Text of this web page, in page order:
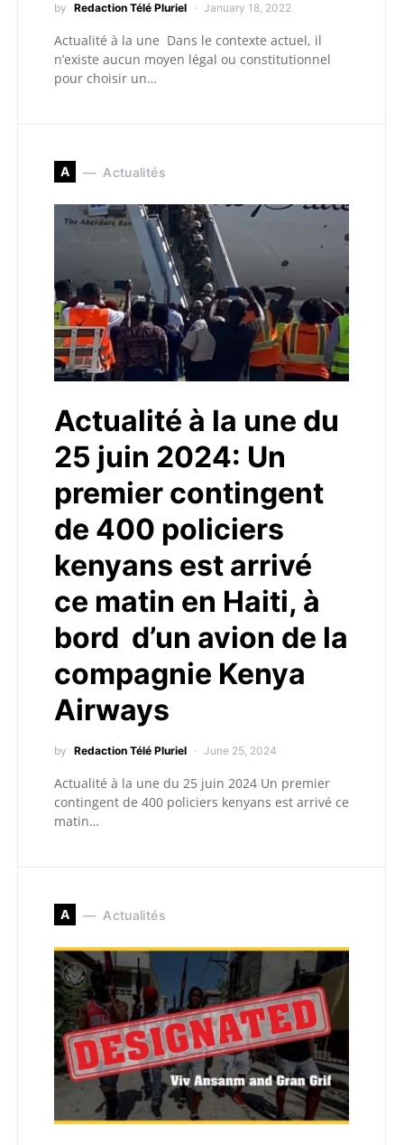
by Redaction Télé Pluriel January 18, 2022
Actualité à la une Dans le contexte actuel, il
n’existe aucun moyen légal ou constitutionnel
pour choisir un…
A Actualités
Actualité à la une du
25 juin 2024: Un
premier contingent
de 400 policiers
kenyans est arrivé
ce matin en Haiti, à
bord d’un avion de la
compagnie Kenya
Airways
by Redaction Télé Pluriel June 25, 2024
Actualité à la une du 25 juin 2024 Un premier
contingent de 400 policiers kenyans est arrivé ce
matin…
A Actualités